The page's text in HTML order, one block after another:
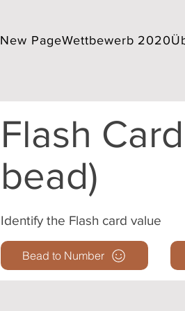
New PageWettbewerb 2020
Flash
bead)
Identify the Flash card value
Bead to Number